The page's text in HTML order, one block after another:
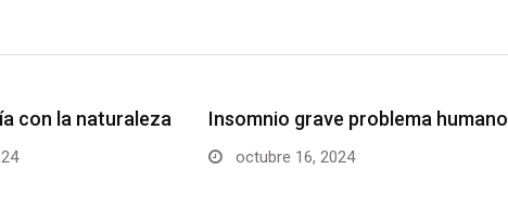
con la naturaleza Insomnio grave problema humano
octubre 16, 2024